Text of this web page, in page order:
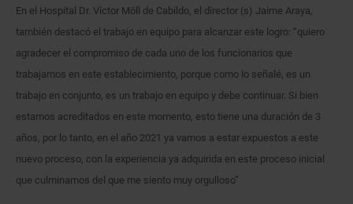
En el Hospital Dr. Víctor Möll de Cabildo, el director (s) Jaime Araya,
también destacó el trabajo en equipo para alcanzar este logro: “quiero
agradecer el compromiso de cada uno de los funcionarios que
trabajamos en este establecimiento, porque como lo señalé, es un
trabajo en conjunto, es un trabajo en equipo y debe continuar. Si bien
estamos acreditados en este momento, esto tiene una duración de 3
años, por lo tanto, en el año 2021 ya vamos a estar expuestos a este
nuevo proceso, con la experiencia ya adquirida en este proceso inicial
que culminamos del que me siento muy orgulloso”